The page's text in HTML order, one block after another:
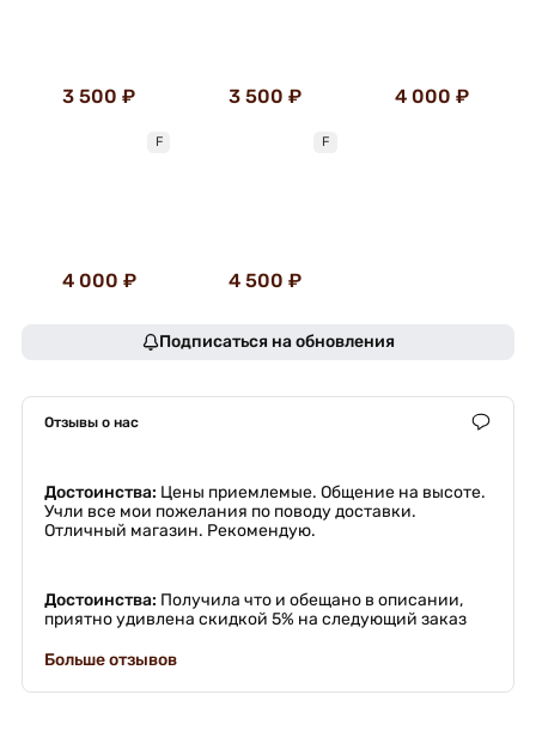
3 500 ₽ 3 500 ₽ 4 000 ₽
F
4 000 ₽
F
4 500 ₽
Подписаться на обновления
Отзывы о нас
Достоинства: Цены приемлемые. Общение на высоте.
Учли все мои пожелания по поводу доставки.
Отличный магазин. Рекомендую.
Достоинства: Получила что и обещано в описании,
приятно удивлена скидкой 5% на следующий заказ
Больше отзывов